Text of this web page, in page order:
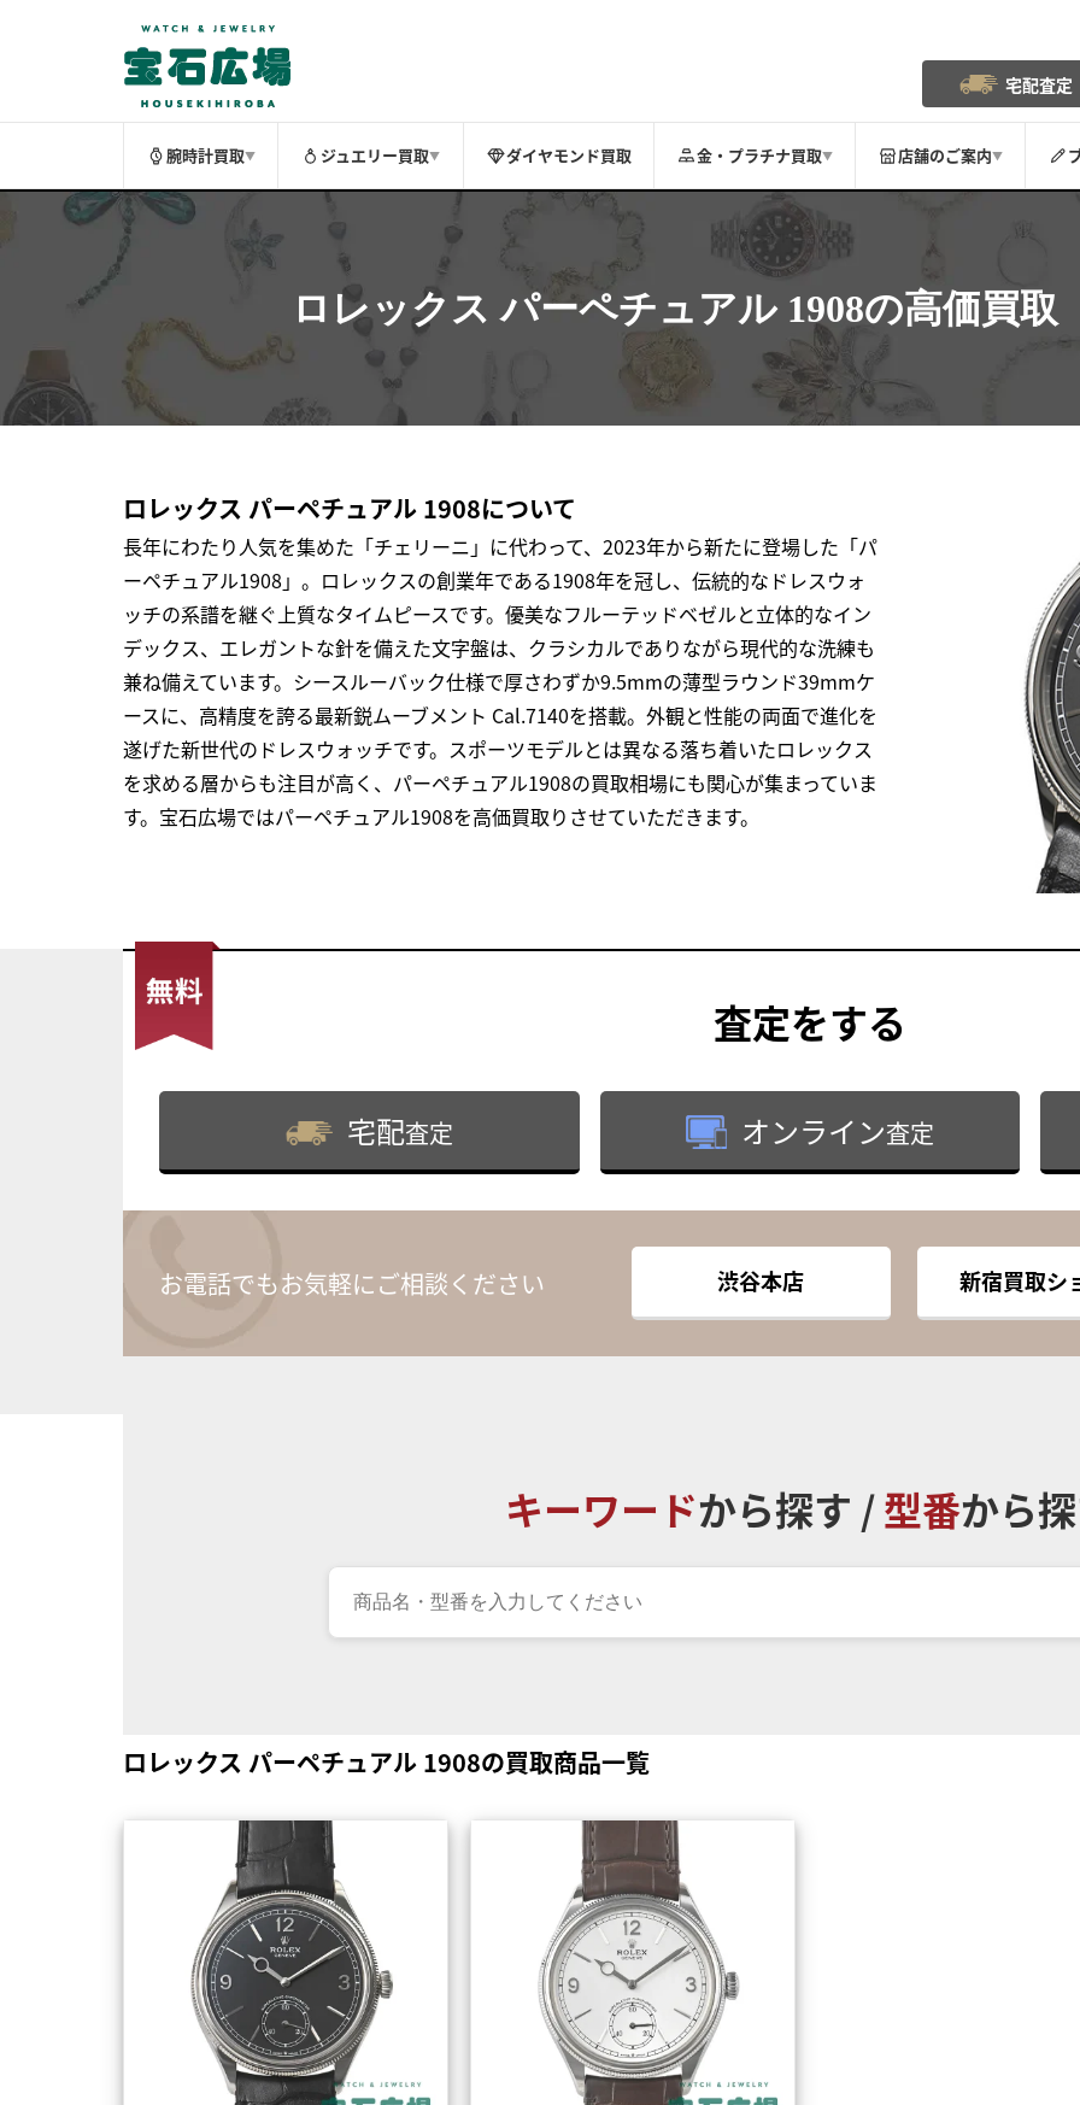
宅配査定
腕時計買取▼ ジュエリー買取▼ ダイヤモンド買取 金・プラチナ買取▼ 店舗のご案内▼
ロレックス パーペチュアル 1908の高価買取
ロレックス パーペチュアル 1908について
長年にわたり人気を集めた「チェリーニ」に代わって、2023年から新たに登場した「パ
ーペチュアル1908」。ロレックスの創業年である1908年を冠し、伝統的なドレスウォ
ッチの系譜を継ぐ上質なタイムピースです。優美なフルーテッドベゼルと立体的なイン
デックス、エレガントな針を備えた文字盤は、クラシカルでありながら現代的な洗練も
兼ね備えています。シースルーバック仕様で厚さわずか9.5mmの薄型ラウンド39mmケ
ースに、高精度を誇る最新鋭ムーブメント Cal.7140を搭載。外観と性能の両面で進化を
遂げた新世代のドレスウォッチです。スポーツモデルとは異なる落ち着いたロレックス
を求める層からも注目が高く、パーペチュアル1908の買取相場にも関心が集まっていま
す。宝石広場ではパーペチュアル1908を高価買取りさせていただきます。
査定をする
宅配査定 オンライン査定
お電話でもお気軽にご相談ください 渋谷本店 新宿買取シ
キーワードから探す /型番から
ロレックス パーペチュアル 1908の買取商品一覧